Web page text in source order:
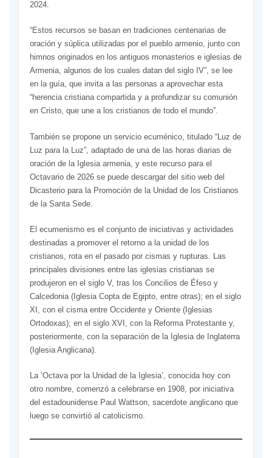
2024.
“Estos recursos se basan en tradiciones centenarias de
oración y súplica utilizadas por el pueblo armenio, junto con
himnos originados en los antiguos monasterios e iglesias de
Armenia, algunos de los cuales datan del siglo IV”, se lee
en la guía, que invita a las personas a aprovechar esta
“herencia cristiana compartida y a profundizar su comunión
en Cristo, que une a los cristianos de todo el mundo”.
También se propone un servicio ecuménico, titulado “Luz de
Luz para la Luz”, adaptado de una de las horas diarias de
oración de la Iglesia armenia, y este recurso para el
Octavario de 2026 se puede descargar del sitio web del
Dicasterio para la Promoción de la Unidad de los Cristianos
de la Santa Sede.
El ecumenismo es el conjunto de iniciativas y actividades
destinadas a promover el retorno a la unidad de los
cristianos, rota en el pasado por cismas y rupturas. Las
principales divisiones entre las iglesias cristianas se
produjeron en el siglo V, tras los Concilios de Éfeso y
Calcedonia (Iglesia Copta de Egipto, entre otras); en el siglo
XI, con el cisma entre Occidente y Oriente (Iglesias
Ortodoxas); en el siglo XVI, con la Reforma Protestante y,
posteriormente, con la separación de la Iglesia de Inglaterra
(Iglesia Anglicana).
La ‘Octava por la Unidad de la Iglesia’, conocida hoy con
otro nombre, comenzó a celebrarse en 1908, por iniciativa
del estadounidense Paul Wattson, sacerdote anglicano que
luego se convirtió al catolicismo.